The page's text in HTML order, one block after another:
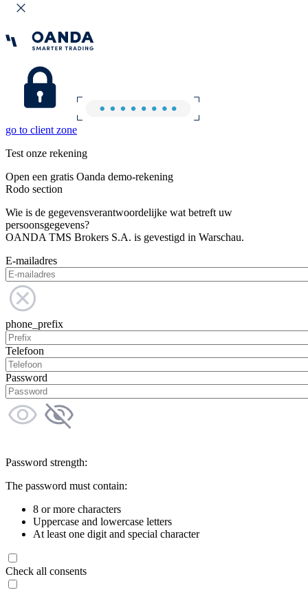
go to client zone
Test onze rekening
Open een gratis Oanda demo-rekening
Rodo section
Wie is de gegevensverantwoordelijke wat betreft uw
persoonsgegevens?
OANDA TMS Brokers S.A. is gevestigd in Warschau.
E-mailadres
phone_prefix
Telefoon
Password
Password strength:
The password must contain:
8 or more characters
Uppercase and lowercase letters
At least one digit and special character
Check all consents